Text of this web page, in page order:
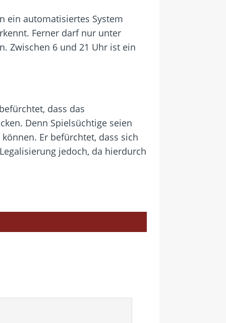
ein automatisiertes System
Ferner darf nur unter
Zwischen 6 und 21 Uhr ist ein
dass das
Denn Spielsüchtige seien
Er befürchtet, dass sich
jedoch, da hierdurch